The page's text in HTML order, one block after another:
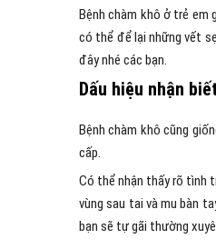
Bệnh chàm khô ở trẻ em
có thể để lại những vết
đây nhé các bạn.
Dấu hiệu nhận
Bệnh chàm khô cũng
cấp.
Có thể nhận thấy rõ tình
vùng sau tai và mu bàn
bạn sẽ tự gãi thường